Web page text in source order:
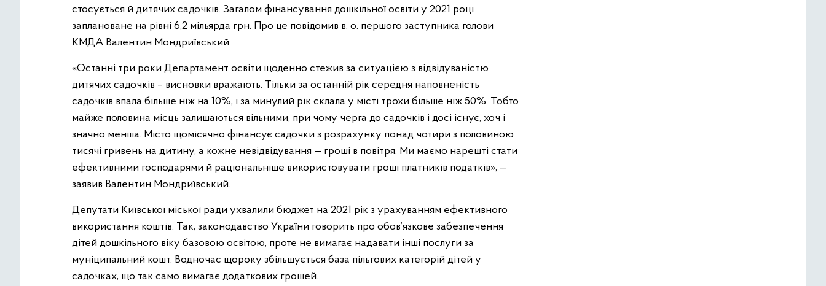
стосується й дитячих садочків. Загалом фінансування дошкільної освіти у 2021 році
заплановане на рівні 6,2 мільярда грн. Про це повідомив в. о. першого заступника голови
КМДА Валентин Мондриївський.
«Останні три роки Департамент освіти щоденно стежив за ситуацією з відвідуваністю
дитячих садочків – висновки вражають. Тільки за останній рік середня наповненість
садочків впала більше ніж на 10%, і за минулий рік склала у місті трохи більше ніж 50%. Тобто
майже половина місць залишаються вільними, при чому черга до садочків і досі існує, хоч і
значно менша. Місто щомісячно фінансує садочки з розрахунку понад чотири з половиною
тисячі гривень на дитину, а кожне невідвідування — гроші в повітря. Ми маємо нарешті стати
ефективними господарями й раціональніше використовувати гроші платників податків», —
заявив Валентин Мондриївський.
Депутати Київської міської ради ухвалили бюджет на 2021 рік з урахуванням ефективного
використання коштів. Так, законодавство України говорить про обов’язкове забезпечення
дітей дошкільного віку базовою освітою, проте не вимагає надавати інші послуги за
муніципальний кошт. Водночас щороку збільшується база пільгових категорій дітей у
садочках, що так само вимагає додаткових грошей.